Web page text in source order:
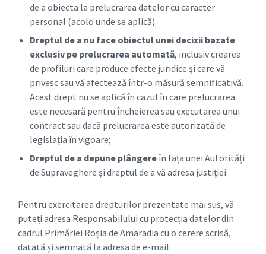
de a obiecta la prelucrarea datelor cu caracter
personal (acolo unde se aplică).
Dreptul de a nu face obiectul unei decizii bazate
exclusiv pe prelucrarea automată, inclusiv crearea
de profiluri care produce efecte juridice și care vă
privesc sau vă afectează într-o măsură semnificativă.
Acest drept nu se aplică în cazul în care prelucrarea
este necesară pentru încheierea sau executarea unui
contract sau dacă prelucrarea este autorizată de
legislația în vigoare;
Dreptul de a depune plângereîn fața unei Autorități
de Supraveghere și dreptul de a vă adresa justiției.
Pentru exercitarea drepturilor prezentate mai sus, vă
puteți adresa Responsabilului cu protecția datelor din
cadrul Primăriei Roșia de Amaradia cu o cerere scrisă,
datată și semnată la adresa de e-mail: